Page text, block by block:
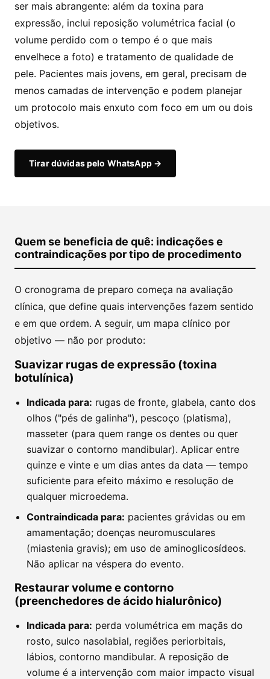
ser mais abrangente: além da toxina para
expressão, inclui reposição volumétrica facial (o
volume perdido com o tempo é o que mais
envelhece a foto) e tratamento de qualidade de
pele. Pacientes mais jovens, em geral, precisam de
menos camadas de intervenção e podem planejar
um protocolo mais enxuto com foco em um ou dois
objetivos.
Tirar dúvidas pelo WhatsApp →
Quem se beneficia de quê: indicações e
contraindicações por tipo de procedimento
O cronograma de preparo começa na avaliação
clínica, que define quais intervenções fazem sentido
e em que ordem. A seguir, um mapa clínico por
objetivo — não por produto:
Suavizar rugas de expressão (toxina
botulínica)
Indicada para: rugas de fronte, glabela, canto dos
olhos ("pés de galinha"), pescoço (platisma),
masseter (para quem range os dentes ou quer
suavizar o contorno mandibular). Aplicar entre
quinze e vinte e um dias antes da data — tempo
suficiente para efeito máximo e resolução de
qualquer microedema.
Contraindicada para: pacientes grávidas ou em
amamentação; doenças neuromusculares
(miastenia gravis); em uso de aminoglicosídeos.
Não aplicar na véspera do evento.
Restaurar volume e contorno
(preenchedores de ácido hialurônico)
Indicada para: perda volumétrica em maçãs do
rosto, sulco nasolabial, regiões periorbitais,
lábios, contorno mandibular. A reposição de
volume é a intervenção com maior impacto visual